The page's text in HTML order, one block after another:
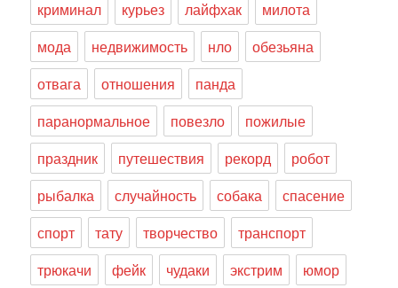
криминал курьез лайфхак
милота
мода
недвижимость нло
обезьяна
отвага
отношения
панда
паранормальное
повезло
пожилые
праздник
путешествия рекорд
робот
рыбалка
случайность собака
спасение
спорт
тату творчество
транспорт
трюкачи
фейк чудаки экстрим юмор